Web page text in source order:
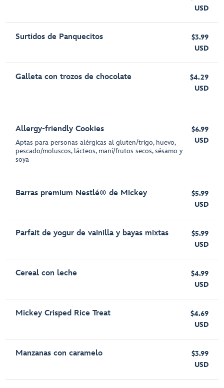
USD
Surtidos de Panquecitos
$3.99
USD
Galleta con trozos de chocolate
$4.29
USD
Allergy-friendly Cookies
Aptas para personas alérgicas al gluten/trigo, huevo,
pescado/moluscos, lácteos, maní/frutos secos, sésamo y
soya
$6.99
USD
Barras premium Nestlé® de Mickey
$5.99
USD
Parfait de yogur de vainilla y bayas mixtas
$5.99
USD
Cereal con leche
$4.99
USD
Mickey Crisped Rice Treat
$4.69
USD
Manzanas con caramelo
$3.99
USD